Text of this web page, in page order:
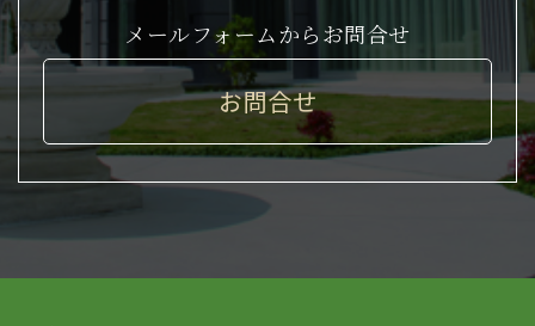
メールフォームからお問合せ
お問合せ